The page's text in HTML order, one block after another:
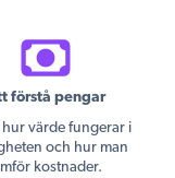
förstå pengar
hur värde fungerar i
och hur man
kostnader.